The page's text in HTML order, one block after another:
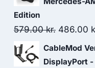
Edition
579.00kr. Original
price
was:
486.00
CableMod
DisplayPort -